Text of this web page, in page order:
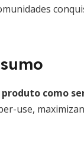
produto como
use,